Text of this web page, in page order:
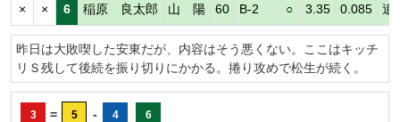
× × 6 稲原 良太郎 山 陽 60 B-2 ○ 3.35 0.085 追
昨日は大敗喫した安東だが、内容はそう悪くない。ここはキッチ
リＳ残して後続を振り切りにかかる。捲り攻めで松生が続く。
3 = 5 - 4 6